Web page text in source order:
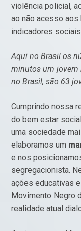
violência policial,
ao não acesso
indicadores
Aqui no Brasil os
minutos um jovem
no Brasil, são 63
Cumprindo nossa
do bem estar
uma sociedade
elaboramos um
e nos
segregacionista.
ações educativas
Movimento Negro
realidade atual